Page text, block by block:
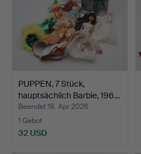
PUPPEN, 7 Stück,
hauptsächlich Barbie, 196…
Beendet 18. Apr 2026
1 Gebot
32 USD